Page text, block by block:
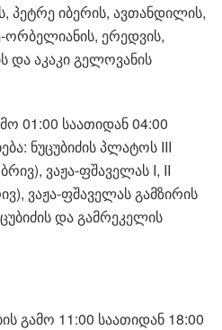
პეტრე იბერის, ავთანდილის,
ორბელიანის, ერედვის,
და აკაკი გელოვანის
01:00 საათიდან 04:00
ნუცუბიძის პლატოს III
ვაჟა-ფშაველას I, II
ვაჟა-ფშაველას გამზირის
და გამრეკელის
გამო 11:00 საათიდან 18:00